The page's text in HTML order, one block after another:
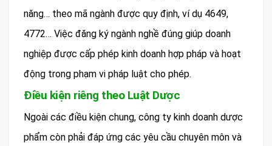
năng… theo mã ngành được quy định, ví dụ 4649,
4772… Việc đăng ký ngành nghề đúng giúp doanh
nghiệp được cấp phép kinh doanh hợp pháp và hoạt
động trong phạm vi pháp luật cho phép.
Điều kiện riêng theo Luật Dược
Ngoài các điều kiện chung, công ty kinh doanh dược
phẩm còn phải đáp ứng các yêu cầu chuyên môn và